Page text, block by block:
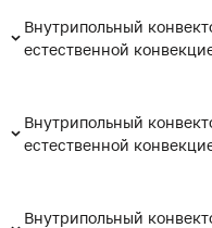
Внутрипольный
естественной
Внутрипольный
естественной
Внутрипольный